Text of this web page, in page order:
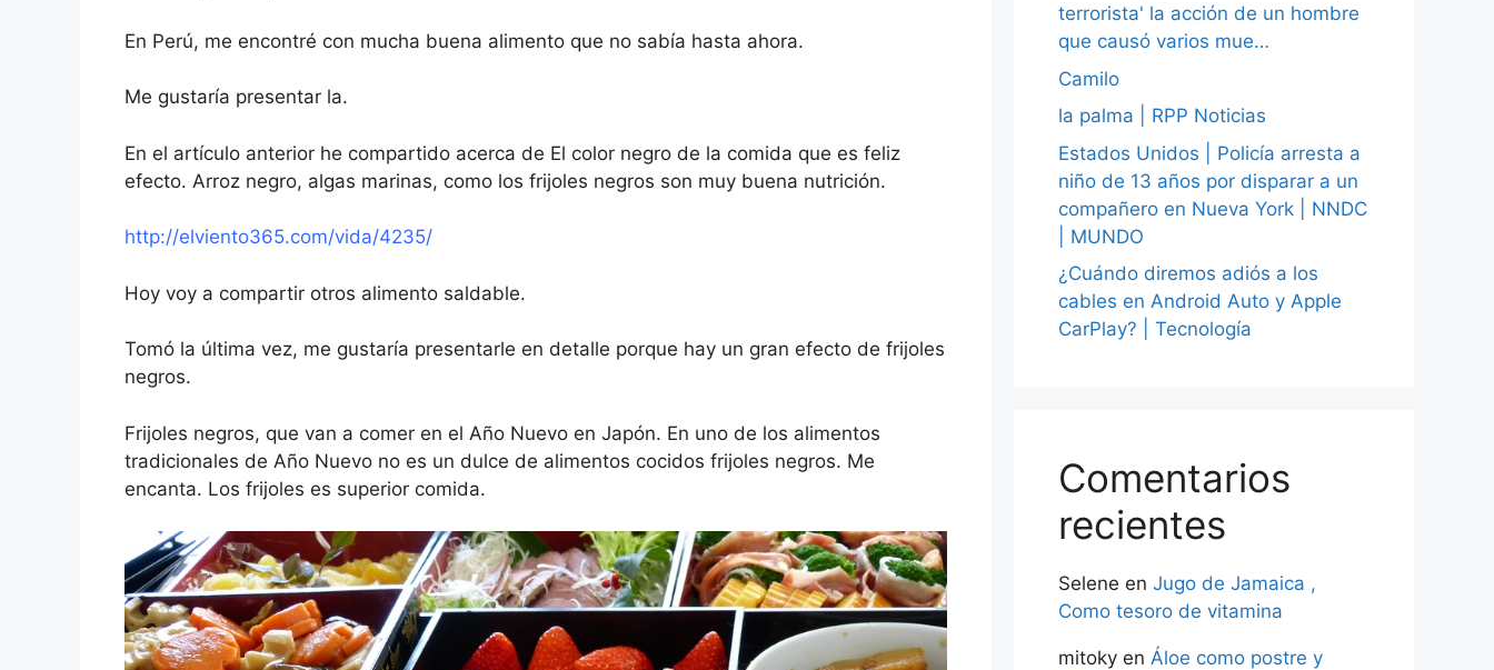
En Perú, me encontré con mucha buena alimento que no sabía hasta ahora.
Me gustaría presentar la.
En el artículo anterior he compartido acerca de El color negro de la comida que es feliz
efecto. Arroz negro, algas marinas, como los frijoles negros son muy buena nutrición.
http://elviento365.com/vida/4235/
Hoy voy a compartir otros alimento saldable.
Tomó la última vez, me gustaría presentarle en detalle porque hay un gran efecto de frijoles
negros.
Frijoles negros, que van a comer en el Año Nuevo en Japón. En uno de los alimentos
tradicionales de Año Nuevo no es un dulce de alimentos cocidos frijoles negros. Me
encanta. Los frijoles es superior comida.
terrorista' la acción de un hombre
que causó varios mue…
Camilo
la palma | RPP Noticias
Estados Unidos | Policía arresta a
niño de 13 años por disparar a un
compañero en Nueva York | NNDC
| MUNDO
¿Cuándo diremos adiós a los
cables en Android Auto y Apple
CarPlay? | Tecnología
Comentarios
recientes
Selene en Jugo de Jamaica ,
Como tesoro de vitamina
mitoky en Áloe como postre y